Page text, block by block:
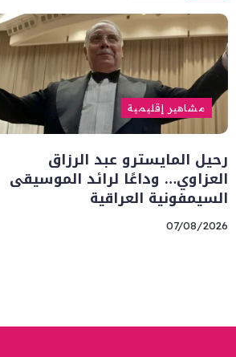
مشاهير إقليمية
رحيل المايسترو عبد الرزاق
العزاوي… وداعًا لرائد الموسيقى
السيمفونية العراقية
07/08/2026